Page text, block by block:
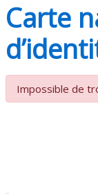
Carte
Impossible de